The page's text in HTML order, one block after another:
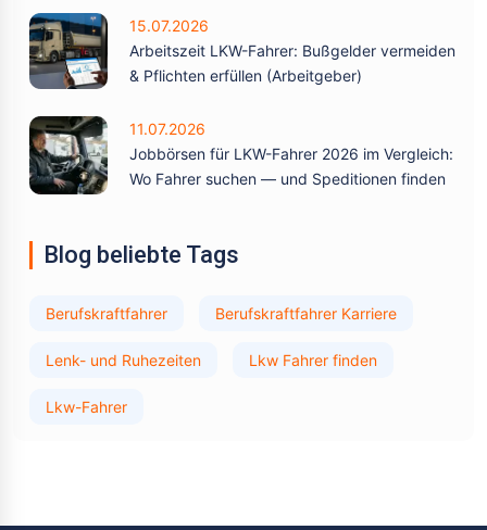
15.07.2026
Arbeitszeit LKW-Fahrer: Bußgelder vermeiden
& Pflichten erfüllen (Arbeitgeber)
11.07.2026
Jobbörsen für LKW-Fahrer 2026 im Vergleich:
Wo Fahrer suchen — und Speditionen finden
Blog beliebte Tags
Berufskraftfahrer Berufskraftfahrer Karriere
Lenk- und Ruhezeiten Lkw Fahrer finden
Lkw-Fahrer